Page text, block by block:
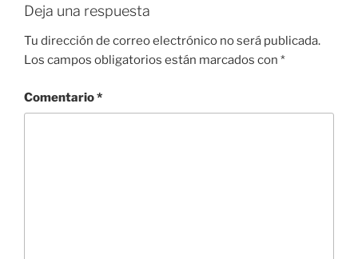
Deja una respuesta
Tu dirección de correo electrónico no será publicada.
Los campos obligatorios están marcados con *
Comentario*